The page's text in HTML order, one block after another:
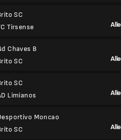
SC
Tirsense
Chaves B
SC
SC
Limianos
Moncao
SC